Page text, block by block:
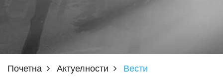
Почетна Актуелности Вести